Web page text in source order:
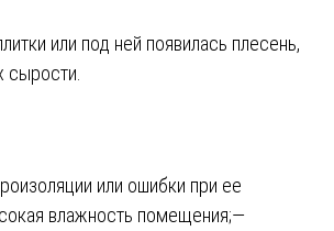
или под ней появилась плесень,
сырости.
или ошибки при ее
влажность помещения;—